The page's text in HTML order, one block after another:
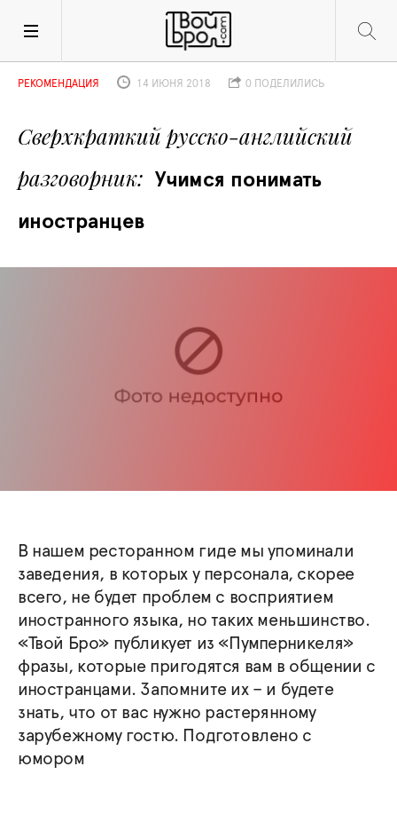
Сверхкраткий русско-английский
разговорник
Учимся понимать
иностранцев
РЕКОМЕНДАЦИЯ 14 ИЮНЯ 2018 0 ПОДЕЛИЛИСЬ
В нашем ресторанном гиде мы упоминали
заведения, в которых у персонала, скорее
всего, не будет проблем с восприятием
иностранного языка, но таких меньшинство.
«Твой Бро» публикует из «Пумперникеля»
фразы, которые пригодятся вам в общении с
иностранцами. Запомните их – и будете
знать, что от вас нужно растерянному
зарубежному гостю. Подготовлено с
юмором